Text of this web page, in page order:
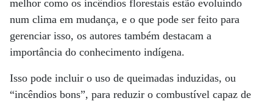
melhor como os incêndios florestais estão evoluindo
num clima em mudança, e o que pode ser feito para
gerenciar isso, os autores também destacam a
importância do conhecimento indígena.
Isso pode incluir o uso de queimadas induzidas, ou
“incêndios bons”, para reduzir o combustível capaz de